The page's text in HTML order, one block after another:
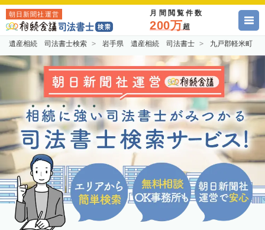
朝日新聞社運営 月間閲覧件数
200万超
遺産相続 司法書士検索 岩手県 遺産相続 司法書士 九戸郡軽米町